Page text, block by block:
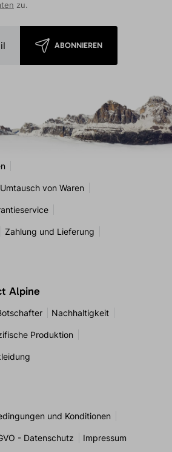
zu.
ABONNIEREN
von Waren
Zahlung und Lieferung
Alpine
Nachhaltigkeit
Produktion
und Konditionen
- Datenschutz Impressum